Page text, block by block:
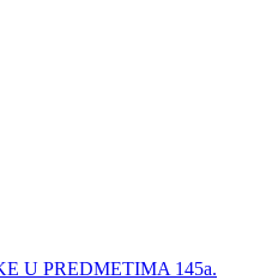
U PREDMETIMA 145a.